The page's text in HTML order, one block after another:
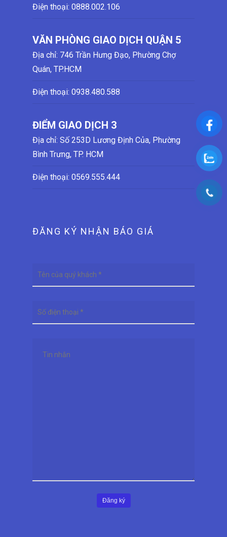
Điện thoại: 0888.002.106
VĂN PHÒNG GIAO DỊCH QUẬN 5
Địa chỉ: 746 Trần Hưng Đạo, Phường Chợ
Quán, TP.HCM
Điện thoại: 0938.480.588
ĐIỂM GIAO DỊCH 3
Địa chỉ: Số 253D Lương Định Của, Phường
Bình Trưng, TP. HCM
Điện thoại: 0569.555.444
ĐĂNG KÝ NHẬN BÁO GIÁ